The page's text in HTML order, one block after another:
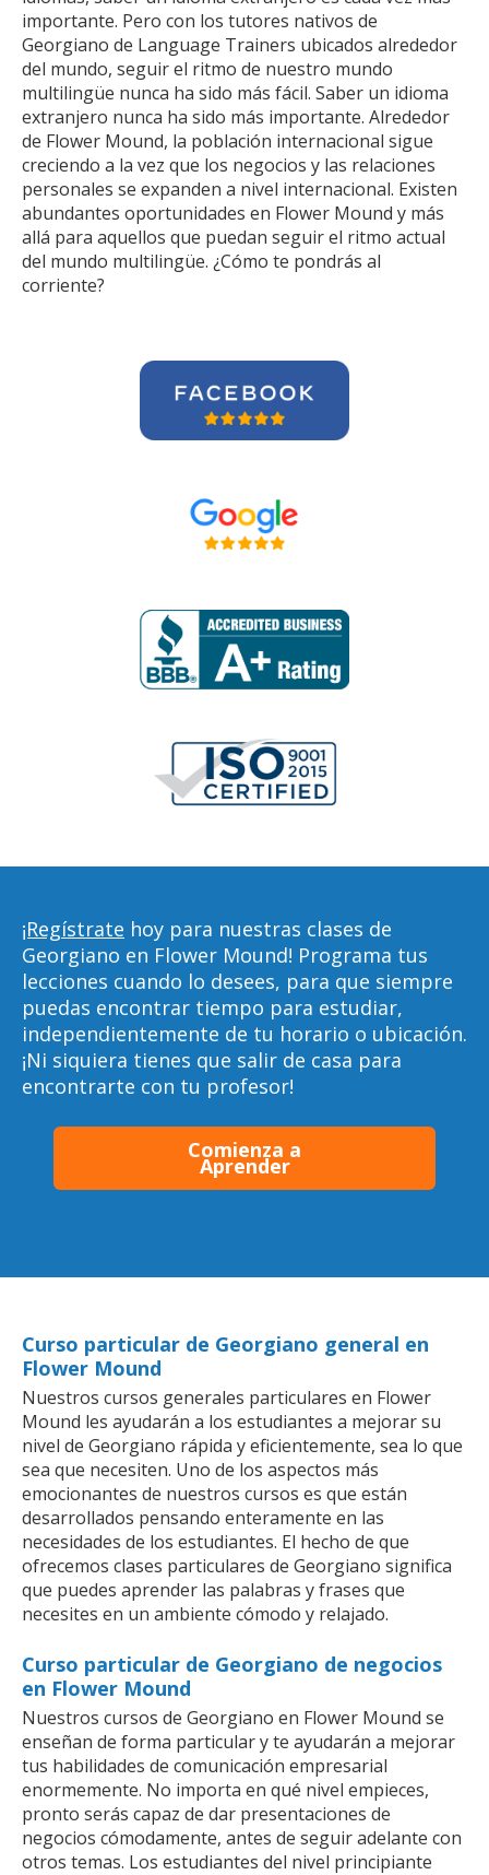
importante. Pero con los tutores nativos de
Georgiano de Language Trainers ubicados alrededor
del mundo, seguir el ritmo de nuestro mundo
multilingüe nunca ha sido más fácil. Saber un idioma
extranjero nunca ha sido más importante. Alrededor
de Flower Mound, la población internacional sigue
creciendo a la vez que los negocios y las relaciones
personales se expanden a nivel internacional. Existen
abundantes oportunidades en Flower Mound y más
allá para aquellos que puedan seguir el ritmo actual
del mundo multilingüe. ¿Cómo te pondrás al
corriente?
¡Regístrate hoy para nuestras clases de
Georgiano en Flower Mound! Programa tus
lecciones cuando lo desees, para que siempre
puedas encontrar tiempo para estudiar,
independientemente de tu horario o ubicación.
¡Ni siquiera tienes que salir de casa para
encontrarte con tu profesor!
Comienza a
Aprender
Curso particular de Georgiano general en
Flower Mound
Nuestros cursos generales particulares en Flower
Mound les ayudarán a los estudiantes a mejorar su
nivel de Georgiano rápida y eficientemente, sea lo que
sea que necesiten. Uno de los aspectos más
emocionantes de nuestros cursos es que están
desarrollados pensando enteramente en las
necesidades de los estudiantes. El hecho de que
ofrecemos clases particulares de Georgiano significa
que puedes aprender las palabras y frases que
necesites en un ambiente cómodo y relajado.
Curso particular de Georgiano de negocios
en Flower Mound
Nuestros cursos de Georgiano en Flower Mound se
enseñan de forma particular y te ayudarán a mejorar
tus habilidades de comunicación empresarial
enormemente. No importa en qué nivel empieces,
pronto serás capaz de dar presentaciones de
negocios cómodamente, antes de seguir adelante con
otros temas. Los estudiantes del nivel principiante